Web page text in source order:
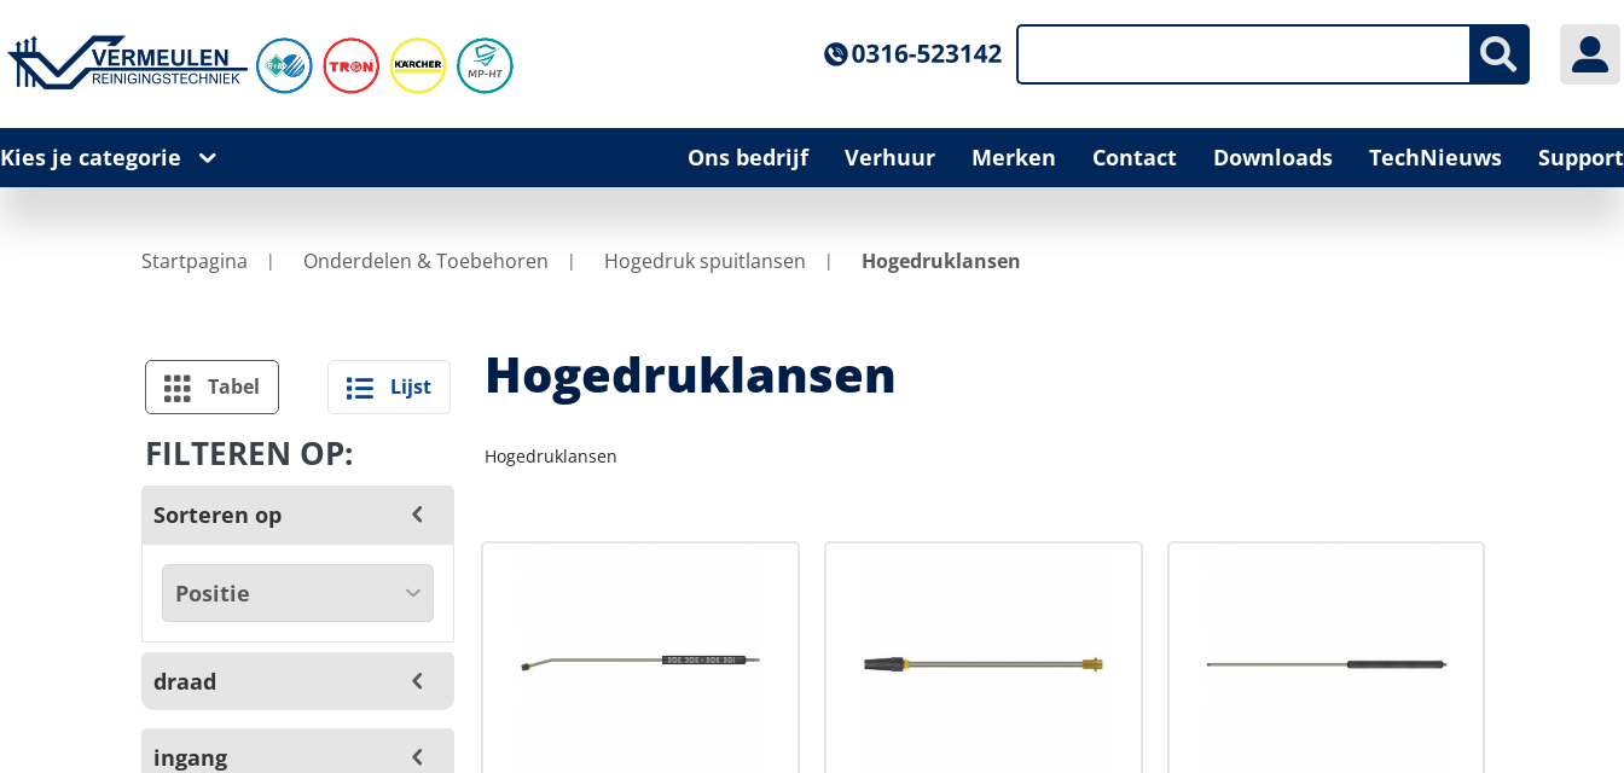
Kies je categorie Ons bedrijf Verhuur Merken Contact Downloads TechNieuws Support
Startpagina Onderdelen & Toebehoren Hogedruk spuitlansen Hogedruklansen
Tabel Lijst
FILTEREN OP:
Sorteren op
draad
ingang
Hogedruklansen
Hogedruklansen